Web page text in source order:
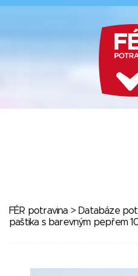
FÉR potravina > Databáze
paštika s barevným pepřem